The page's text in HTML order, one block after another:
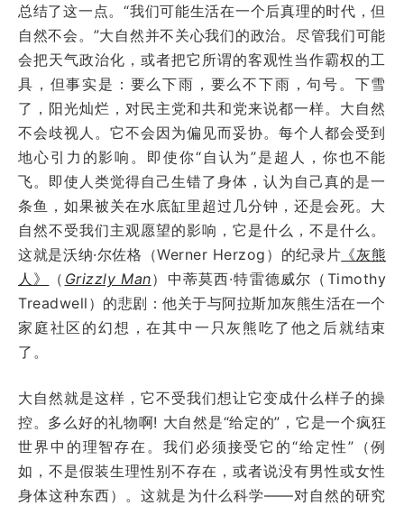
总结了这一点。“我们可能生活在一个后真理的时代，但
自然不会。”大自然并不关心我们的政治。尽管我们可能
会把天气政治化，或者把它所谓的客观性当作霸权的工
具，但事实是：要么下雨，要么不下雨，句号。下雪
了，阳光灿烂，对民主党和共和党来说都一样。大自然
不会歧视人。它不会因为偏见而妥协。每个人都会受到
地心引力的影响。即使你“自认为”是超人，你也不能
飞。即使人类觉得自己生错了身体，认为自己真的是一
条鱼，如果被关在水底缸里超过几分钟，还是会死。大
自然不受我们主观愿望的影响，它是什么，不是什么。
这就是沃纳·尔佐格（Werner Herzog）的纪录片 《灰熊
人》
（ Grizzly Man）中蒂莫西·特雷德威尔（Timothy
Treadwell）的悲剧：他关于与阿拉斯加灰熊生活在一个
家庭社区的幻想，在其中一只灰熊吃了他之后就结束
了。
大自然就是这样，它不受我们想让它变成什么样子的操
控。多么好的礼物啊! 大自然是“给定的”，它是一个疯狂
世界中的理智存在。我们必须接受它的“给定性”（例
如，不是假装生理性别不存在，或者说没有男性或女性
身体这种东西）。这就是为什么科学——对自然的研究